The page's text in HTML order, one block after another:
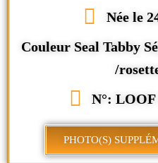
Née le
Couleur Seal Tabby
/
N°: LOOF
PHOTO(S)